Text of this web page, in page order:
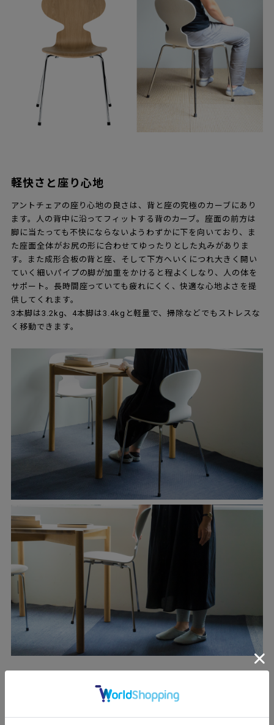
軽快さと座り心地
アントチェアの座り心地の良さは、背と座の究極のカーブにあり
ます。人の背中に沿ってフィットする背のカーブ。座面の前方は
脚に当たっても不快にならないようわずかに下を向いており、ま
た座面全体がお尻の形に合わせてゆったりとした丸みがありま
す。また成形合板の背と座、そして下方へいくにつれ大きく開い
ていく細いパイプの脚が加重をかけると程よくしなり、人の体を
サポート。長時間座っていても疲れにくく、快適な心地よさを提
供してくれます。
3本脚は3.2kg、4本脚は3.4kgと軽量で、掃除などでもストレスな
く移動できます。
スタッキング機能